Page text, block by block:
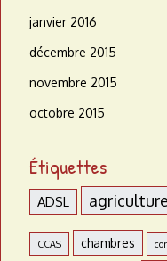
janvier 2016
décembre 2015
novembre 2015
octobre 2015
Étiquettes
ADSL agriculture
CCAS chambres